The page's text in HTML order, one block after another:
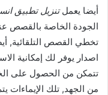
أيضا يعملتنزيل تطبيق
الجودة الخاصة بالقصص
تخطي القصص التلقائية,
اصدار يوفر لك إمكانية
تتمكن من الحصول على
من الجهد, تلك الإيماءات